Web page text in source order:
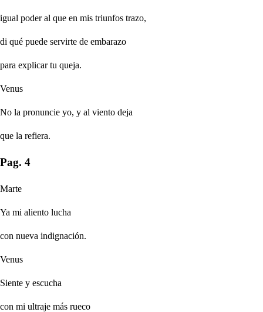
igual poder al que en mis triunfos trazo,
di qué puede servirte de embarazo
para explicar tu queja.
Venus
No la pronuncie yo, y al viento deja
que la refiera.
Pag. 4
Marte
Ya mi aliento lucha
con nueva indignación.
Venus
Siente y escucha
con mi ultraje más rueco